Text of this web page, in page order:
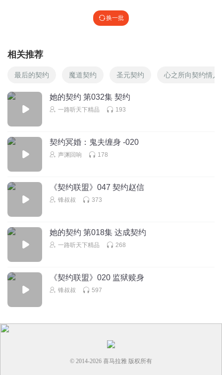
换一批
相关推荐
最后的契约 魔道契约 圣元契约 心之所向契约情人
她的契约 第032集 契约
一路听天下精品 193
契约冥婚：鬼夫缠身 -020
声渊回响 178
《契约联盟》047 契约赵信
锋叔叔 373
她的契约 第018集 达成契约
一路听天下精品 268
《契约联盟》020 监狱赎身
锋叔叔 597
© 2014-2026 喜马拉雅 版权所有